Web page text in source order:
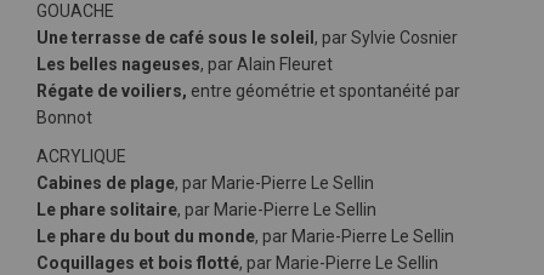
GOUACHE
Une terrasse de café sous le soleil , par Sylvie Cosnier
Les belles nageuses, par Alain Fleuret
Régate de voiliers, entre géométrie et spontanéité par
Bonnot
ACRYLIQUE
Cabines de plage, par Marie-Pierre Le Sellin
Le phare solitaire, par Marie-Pierre Le Sellin
Le phare du bout du monde, par Marie-Pierre Le Sellin
Coquillages et bois flotté, par Marie-Pierre Le Sellin